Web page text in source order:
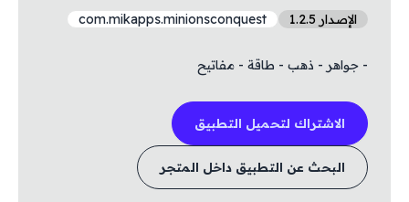
الإصدار 1.2.5 com.mikapps.minionsconquest
- جواهر - ذهب - طاقة - مفاتيح
الاشتراك لتحميل التطبيق
البحث عن التطبيق داخل المتجر